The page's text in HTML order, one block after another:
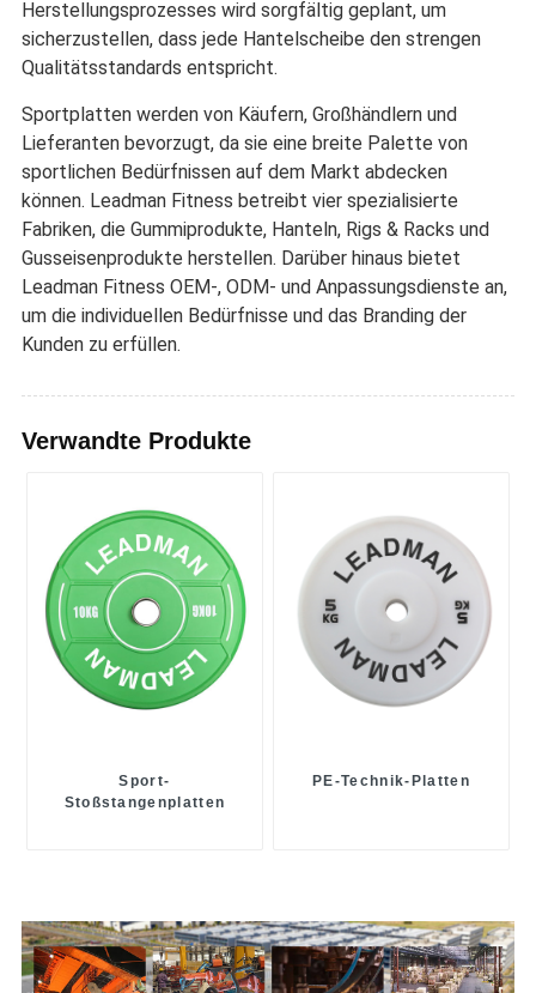
Herstellungsprozesses wird sorgfältig geplant, um
sicherzustellen, dass jede Hantelscheibe den strengen
Qualitätsstandards entspricht.
Sportplatten werden von Käufern, Großhändlern und
Lieferanten bevorzugt, da sie eine breite Palette von
sportlichen Bedürfnissen auf dem Markt abdecken
können. Leadman Fitness betreibt vier spezialisierte
Fabriken, die Gummiprodukte, Hanteln, Rigs & Racks und
Gusseisenprodukte herstellen. Darüber hinaus bietet
Leadman Fitness OEM-, ODM- und Anpassungsdienste an,
um die individuellen Bedürfnisse und das Branding der
Kunden zu erfüllen.
Verwandte Produkte
Sport-
Stoßstangenplatten
PE-Technik-Platten